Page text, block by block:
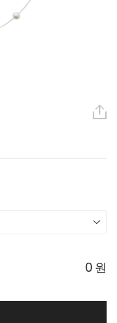
0 원